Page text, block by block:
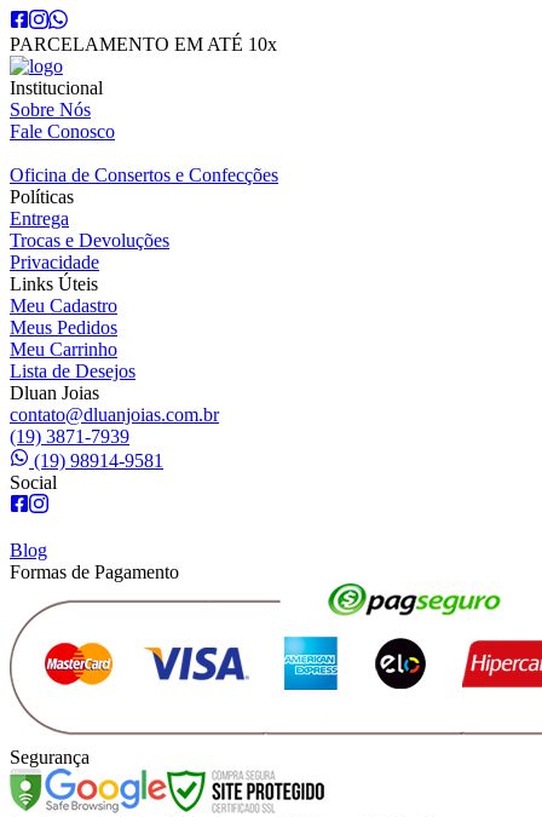
PARCELAMENTO EM ATÉ 10x
Institucional
Sobre Nós
Fale Conosco
Oficina de Consertos e Confecções
Políticas
Entrega
Trocas e Devoluções
Privacidade
Links Úteis
Meu Cadastro
Meus Pedidos
Meu Carrinho
Lista de Desejos
Dluan Joias
contato@dluanjoias.com.br
(19) 3871-7939
(19) 98914-9581
Social
Blog
Formas de Pagamento
Segurança